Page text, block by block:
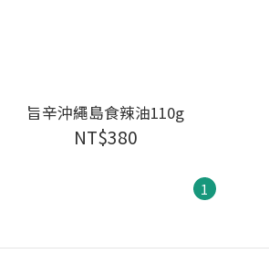
旨辛沖繩島食辣油110g
NT$380
1